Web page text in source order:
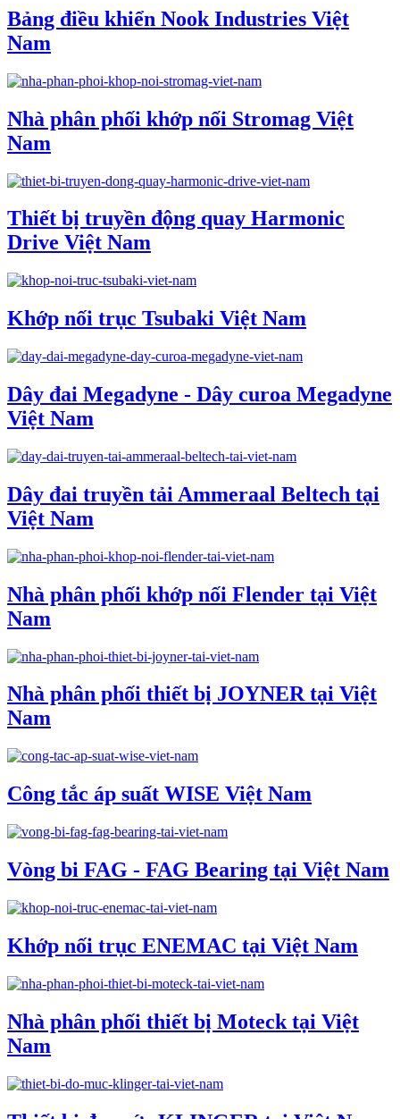
Bảng điều khiển Nook Industries Việt
Nam
Nhà phân phối khớp nối Stromag Việt
Nam
Thiết bị truyền động quay Harmonic
Drive Việt Nam
Khớp nối trục Tsubaki Việt Nam
Dây đai Megadyne - Dây curoa Megadyne
Việt Nam
Dây đai truyền tải Ammeraal Beltech tại
Việt Nam
Nhà phân phối khớp nối Flender tại Việt
Nam
Nhà phân phối thiết bị JOYNER tại Việt
Nam
Công tắc áp suất WISE Việt Nam
Vòng bi FAG - FAG Bearing tại Việt Nam
Khớp nối trục ENEMAC tại Việt Nam
Nhà phân phối thiết bị Moteck tại Việt
Nam